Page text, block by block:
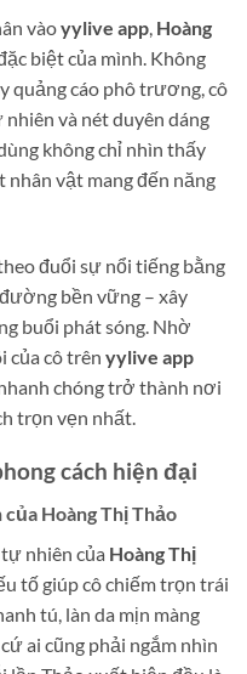
vàoyylive app, Hoàng
biệt của mình. Không
quảng cáo phô trương, cô
và nét duyên dáng
không chỉ nhìn thấy
nhân vật mang đến năng
đuổi sự nổi tiếng bằng
bền vững – xây
buổi phát sóng. Nhờ
của cô trên yylive app
chóng trở thành nơi
trọn vẹn nhất.
cách hiện đại
Hoàng Thị Thảo
nhiên của Hoàng Thị
tố giúp cô chiếm trọn trái
tú, làn da mịn màng
ai cũng phải ngắm nhìn